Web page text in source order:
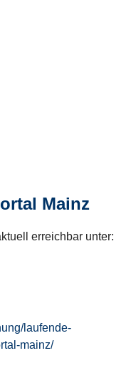
Mainz
erreichbar unter:
laufende-
mainz/